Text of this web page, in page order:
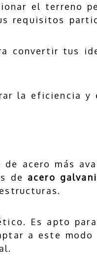
el terreno
requisitos
convertir tus
la eficiencia y
acero más
de acero
Es apto
a este modo